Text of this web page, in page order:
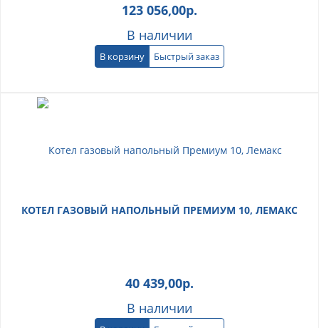
123 056,00р.
В наличии
В корзину Быстрый заказ
КОТЕЛ ГАЗОВЫЙ НАПОЛЬНЫЙ ПРЕМИУМ 10, ЛЕМАКС
40 439,00р.
В наличии